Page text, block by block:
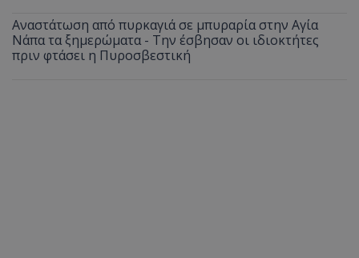
Αναστάτωση από πυρκαγιά σε μπυραρία στην Αγία
Νάπα τα ξημερώματα - Την έσβησαν οι ιδιοκτήτες
πριν φτάσει η Πυροσβεστική